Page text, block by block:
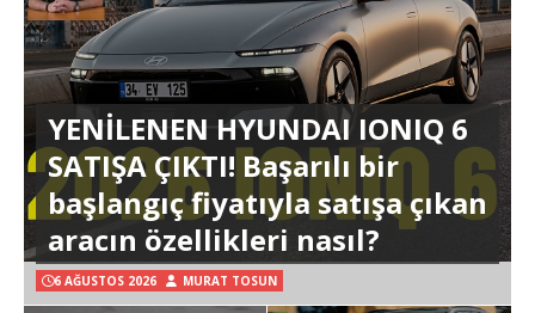
YENİLENEN HYUNDAI IONIQ 6
SATIŞA ÇIKTI! Başarılı bir
başlangıç fiyatıyla satışa çıkan
aracın özellikleri nasıl?
6 AĞUSTOS 2026 MURAT TOSUN